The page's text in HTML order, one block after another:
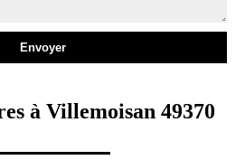
à Villemoisan 49370